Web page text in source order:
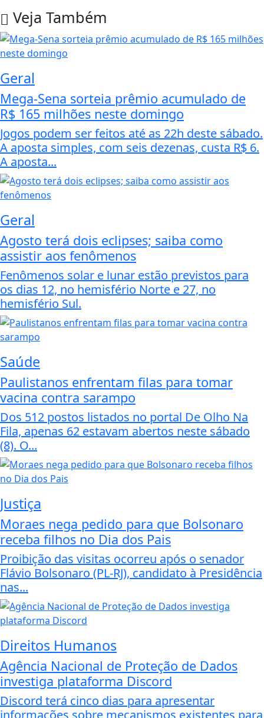
Veja Também
Geral
Mega-Sena sorteia prêmio acumulado de
R$ 165 milhões neste domingo
Jogos podem ser feitos até as 22h deste sábado.
A aposta simples, com seis dezenas, custa R$ 6.
A aposta...
Geral
Agosto terá dois eclipses; saiba como
assistir aos fenômenos
Fenômenos solar e lunar estão previstos para
os dias 12, no hemisfério Norte e 27, no
hemisfério Sul.
Saúde
Paulistanos enfrentam filas para tomar
vacina contra sarampo
Dos 512 postos listados no portal De Olho Na
Fila, apenas 62 estavam abertos neste sábado
(8). O...
Justiça
Moraes nega pedido para que Bolsonaro
receba filhos no Dia dos Pais
Proibição das visitas ocorreu após o senador
Flávio Bolsonaro (PL-RJ), candidato à Presidência
nas...
Direitos Humanos
Agência Nacional de Proteção de Dados
investiga plataforma Discord
Discord terá cinco dias para apresentar
informações sobre mecanismos existentes para